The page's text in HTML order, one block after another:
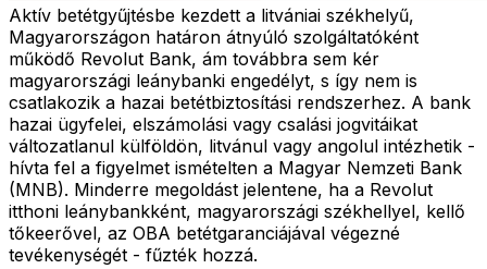
Aktív betétgyűjtésbe kezdett a litvániai székhelyű,
Magyarországon határon átnyúló szolgáltatóként
működő Revolut Bank, ám továbbra sem kér
magyarországi leánybanki engedélyt, s így nem is
csatlakozik a hazai betétbiztosítási rendszerhez. A bank
hazai ügyfelei, elszámolási vagy csalási jogvitáikat
változatlanul külföldön, litvánul vagy angolul intézhetik -
hívta fel a figyelmet ismételten a Magyar Nemzeti Bank
(MNB). Minderre megoldást jelentene, ha a Revolut
itthoni leánybankként, magyarországi székhellyel, kellő
tőkeerővel, az OBA betétgaranciájával végezné
tevékenységét - fűzték hozzá.